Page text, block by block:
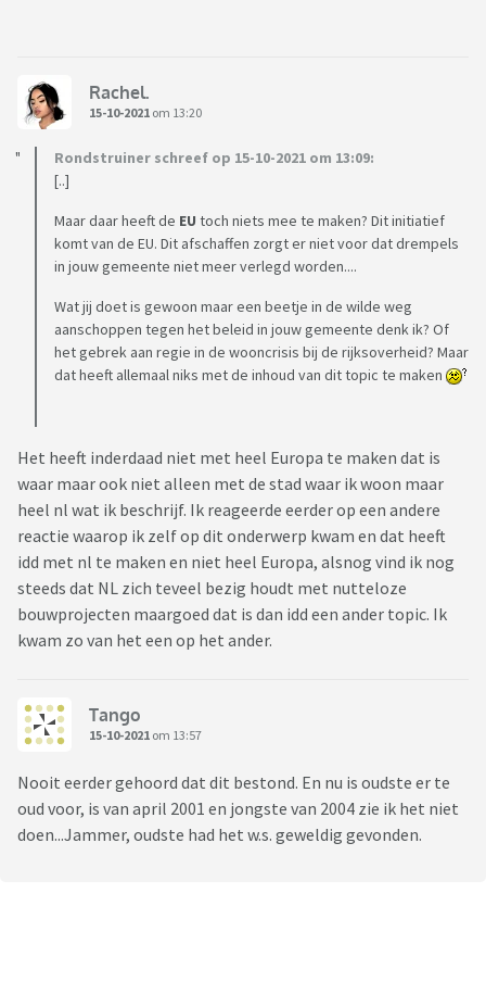
Rachel.
15-10-2021 om 13:20
Rondstruiner schreef op 15-10-2021 om 13:09:
[..]
Maar daar heeft de EU toch niets mee te maken? Dit initiatief
komt van de EU. Dit afschaffen zorgt er niet voor dat drempels
in jouw gemeente niet meer verlegd worden....
Wat jij doet is gewoon maar een beetje in de wilde weg
aanschoppen tegen het beleid in jouw gemeente denk ik? Of
het gebrek aan regie in de wooncrisis bij de rijksoverheid? Maar
dat heeft allemaal niks met de inhoud van dit topic te maken
Het heeft inderdaad niet met heel Europa te maken dat is
waar maar ook niet alleen met de stad waar ik woon maar
heel nl wat ik beschrijf. Ik reageerde eerder op een andere
reactie waarop ik zelf op dit onderwerp kwam en dat heeft
idd met nl te maken en niet heel Europa, alsnog vind ik nog
steeds dat NL zich teveel bezig houdt met nutteloze
bouwprojecten maargoed dat is dan idd een ander topic. Ik
kwam zo van het een op het ander.
Tango
15-10-2021 om 13:57
Nooit eerder gehoord dat dit bestond. En nu is oudste er te
oud voor, is van april 2001 en jongste van 2004 zie ik het niet
doen...Jammer, oudste had het w.s. geweldig gevonden.